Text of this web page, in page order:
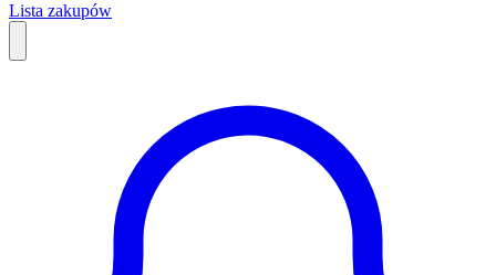
Lista zakupów